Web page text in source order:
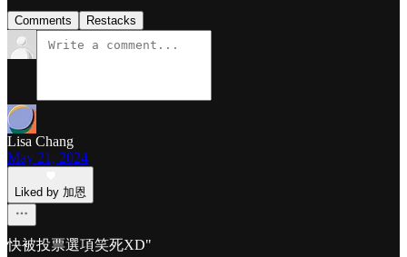
Comments Restacks
Lisa Chang
May 21, 2024
Liked by 加恩
快被投票選項笑死XD"